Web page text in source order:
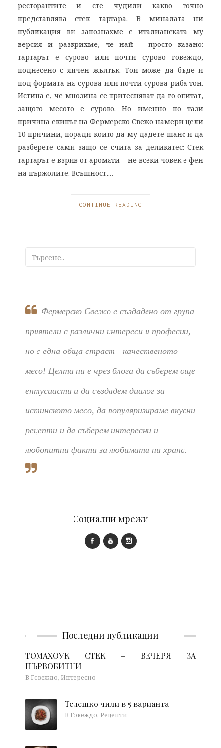
ресторантите и сте чудили какво точно
представлява стек тартара. В миналата ни
публикация ви запознахме с италианската му
версия и разкрихме, че най – просто казано:
тартарът е сурово или почти сурово говеждо,
поднесено с яйчен жълтък. Той може да бъде и
под формата на сурова или почти сурова риба тон.
Истина е, че мнозина се притесняват да го опитат,
защото месото е сурово. Но именно по тази
причина екипът на Фермерско Свежо намери цели
10 причини, поради които да му дадете шанс и да
разберете сами защо се счита за деликатес: Стек
тартарът е взрив от аромати – не всеки човек е фен
на пържолите. Всъщност,…
CONTINUE READING
Фермерско Свежо е създадено от група
приятели с различни интереси и професии,
но с една обща страст - качественото
месо! Целта ни е чрез блога да съберем още
ентусиасти и да създадем диалог за
истинското месо, да популяризираме вкусни
рецепти и да съберем интересни и
любопитни факти за любимата ни храна.
Социални мрежи
Последни публикации
ТОМАХОУК СТЕК – ВЕЧЕРЯ ЗА
ПЪРВОБИТНИ
В Говеждо, Интересно
Телешко чили в 5 варианта
В Говеждо, Рецепти